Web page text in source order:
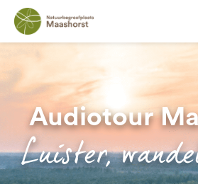
Audiotour
Luister,